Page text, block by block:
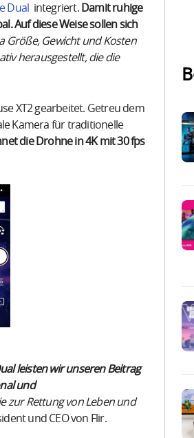
Dual integriert. Damit ruhige
Auf diese Weise sollen sich
Größe, Gewicht und Kosten
herausgestellt, die die
XT2 gearbeitet. Getreu dem
Kamera für traditionelle
die Drohne in 4K mit 30 fps
leisten wir unseren Beitrag
und
zur Rettung von Leben und
und CEO von Flir.